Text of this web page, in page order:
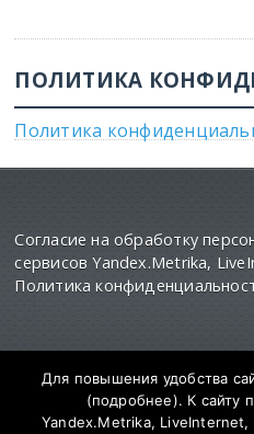
ПОЛИТИКА
Политика
Согласие на обработку
сервисов Yandex.Metrika,
Политика
Для повышения удобства
(подробнее). К сайту
Yandex.Metrika,